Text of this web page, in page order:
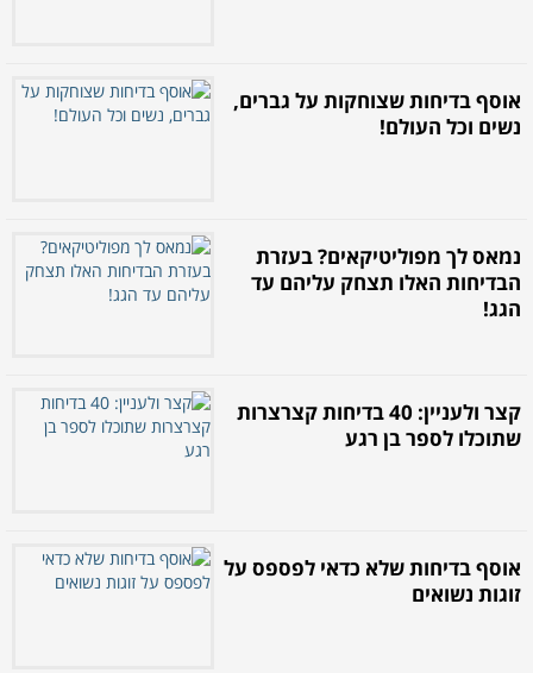
אוסף בדיחות שצוחקות על גברים,
נשים וכל העולם!
נמאס לך מפוליטיקאים? בעזרת
הבדיחות האלו תצחק עליהם עד
הגג!
קצר ולעניין: 40 בדיחות קצרצרות
שתוכלו לספר בן רגע
אוסף בדיחות שלא כדאי לפספס על
זוגות נשואים